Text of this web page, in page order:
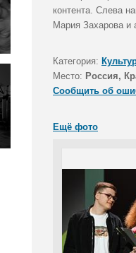
контента. Слева
Мария Захарова и
Категория:
Место: Россия,
Сообщить об
Ещё фото